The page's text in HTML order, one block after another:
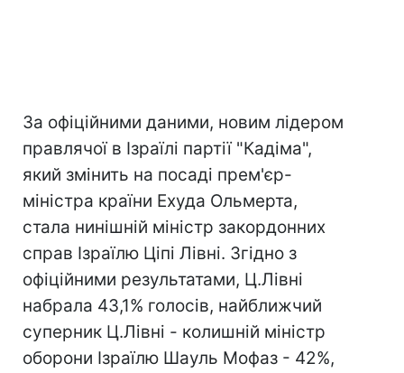
За офіційними даними, новим лідером
правлячої в Ізраїлі партії "Кадіма",
який змінить на посаді прем'єр-
міністра країни Ехуда Ольмерта,
стала нинішній міністр закордонних
справ Ізраїлю Ціпі Лівні. Згідно з
офіційними результатами, Ц.Лівні
набрала 43,1% голосів, найближчий
суперник Ц.Лівні - колишній міністр
оборони Ізраїлю Шауль Мофаз - 42%,